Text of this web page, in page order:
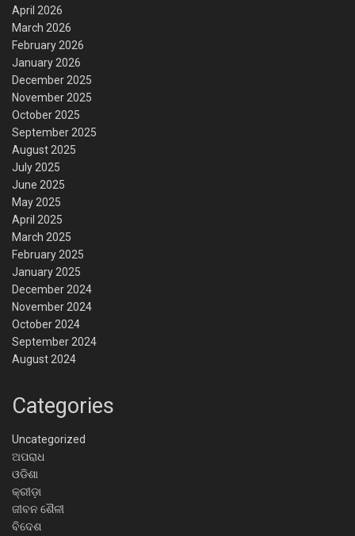
April 2026
March 2026
February 2026
January 2026
December 2025
November 2025
October 2025
September 2025
August 2025
July 2025
June 2025
May 2025
April 2025
March 2025
February 2025
January 2025
December 2024
November 2024
October 2024
September 2024
August 2024
Categories
Uncategorized
ଅପରାଧ
ଓଡିଶା
କ୍ରୀଡ଼ା
ଜୀବନ ଶୈଳୀ
ବିଦେଶ